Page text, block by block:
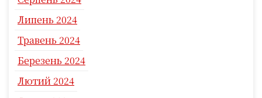
Липень 2024
Травень 2024
Березень 2024
Лютий 2024